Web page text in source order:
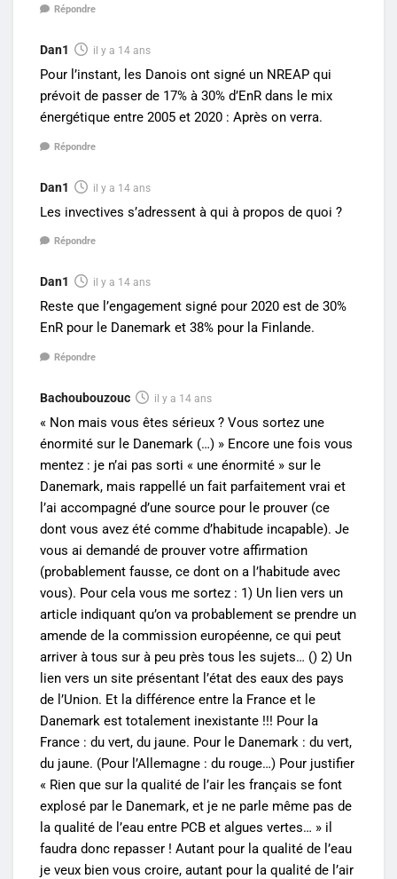
Répondre
Dan1 il y a 14 ans
Pour l’instant, les Danois ont signé un NREAP qui
prévoit de passer de 17% à 30% d’EnR dans le mix
énergétique entre 2005 et 2020 : Après on verra.
Répondre
Dan1 il y a 14 ans
Les invectives s’adressent à qui à propos de quoi ?
Répondre
Dan1 il y a 14 ans
Reste que l’engagement signé pour 2020 est de 30%
EnR pour le Danemark et 38% pour la Finlande.
Répondre
Bachoubouzouc il y a 14 ans
« Non mais vous êtes sérieux ? Vous sortez une
énormité sur le Danemark (…) » Encore une fois vous
mentez : je n’ai pas sorti « une énormité » sur le
Danemark, mais rappellé un fait parfaitement vrai et
l’ai accompagné d’une source pour le prouver (ce
dont vous avez été comme d’habitude incapable). Je
vous ai demandé de prouver votre affirmation
(probablement fausse, ce dont on a l’habitude avec
vous). Pour cela vous me sortez : 1) Un lien vers un
article indiquant qu’on va probablement se prendre un
amende de la commission européenne, ce qui peut
arriver à tous sur à peu près tous les sujets… () 2) Un
lien vers un site présentant l’état des eaux des pays
de l’Union. Et la différence entre la France et le
Danemark est totalement inexistante !!! Pour la
France : du vert, du jaune. Pour le Danemark : du vert,
du jaune. (Pour l’Allemagne : du rouge…) Pour justifier
« Rien que sur la qualité de l’air les français se font
explosé par le Danemark, et je ne parle même pas de
la qualité de l’eau entre PCB et algues vertes… » il
faudra donc repasser ! Autant pour la qualité de l’eau
je veux bien vous croire, autant pour la qualité de l’air